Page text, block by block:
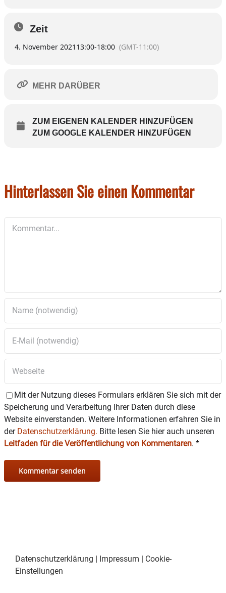
Zeit
4. November 2021 13:00-18:00 (GMT-11:00)
MEHR DARÜBER
ZUM EIGENEN KALENDER HINZUFÜGEN
ZUM GOOGLE KALENDER HINZUFÜGEN
Hinterlassen Sie einen Kommentar
Mit der Nutzung dieses Formulars erklären Sie sich mit der
Speicherung und Verarbeitung Ihrer Daten durch diese
Website einverstanden. Weitere Informationen erfahren Sie in
der Datenschutzerklärung. Bitte lesen Sie hier auch unseren
Leitfaden für die Veröffentlichung von Kommentaren. *
Datenschutzerklärung | Impressum | Cookie-
Einstellungen